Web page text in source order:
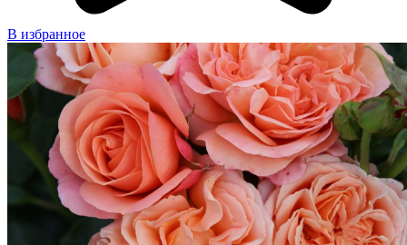
В избранное